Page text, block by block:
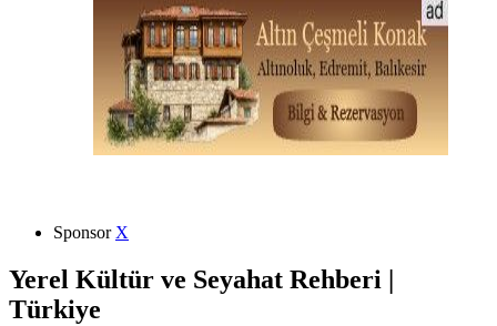
Sponsor X
Yerel Kültür ve Seyahat Rehberi |
Türkiye